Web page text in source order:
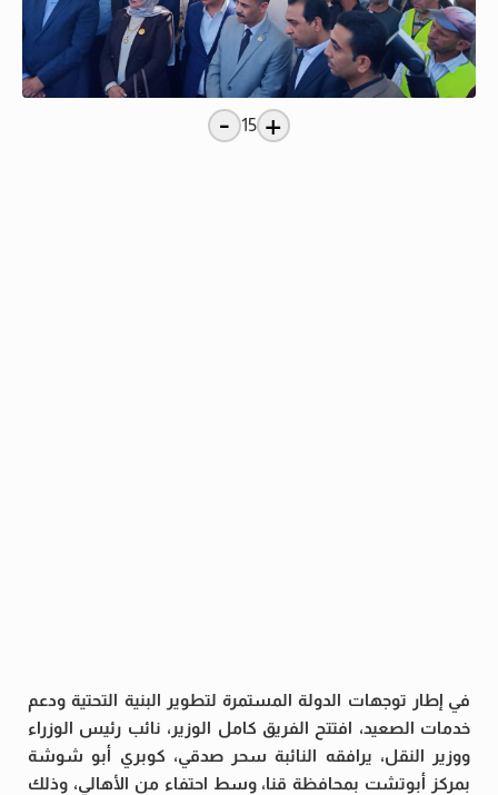
+
15
-
في إطار توجهات الدولة المستمرة لتطوير البنية التحتية ودعم
خدمات الصعيد، افتتح الفريق كامل الوزير، نائب رئيس الوزراء
ووزير النقل، يرافقه النائبة سحر صدقي، كوبري أبو شوشة
بمركز أبوتشت بمحافظة قنا، وسط احتفاء من الأهالي، وذلك